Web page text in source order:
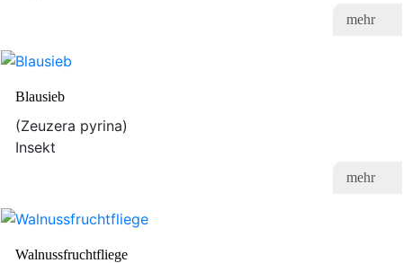
mehr
Blausieb
(Zeuzera pyrina)
Insekt
mehr
Walnussfruchtfliege